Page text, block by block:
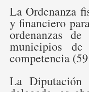
La Ordenanza
y financiero
ordenanzas
municipios
competencia
La Diputación